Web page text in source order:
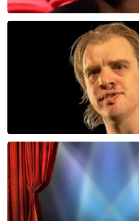
Jandino Asporaat
499+reviews
BEKIJKEN
Jan Jaap Van Der Wal
49reviews
BEKIJKEN